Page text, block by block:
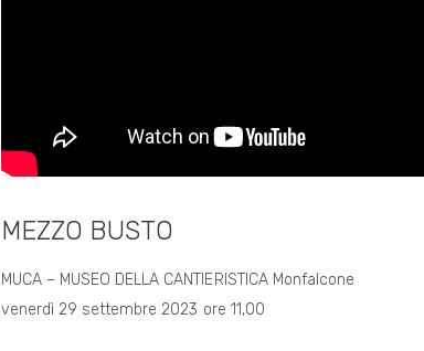
MEZZO BUSTO
MUCA – MUSEO DELLA CANTIERISTICA Monfalcone
venerdì 29 settembre 2023 ore 11,00